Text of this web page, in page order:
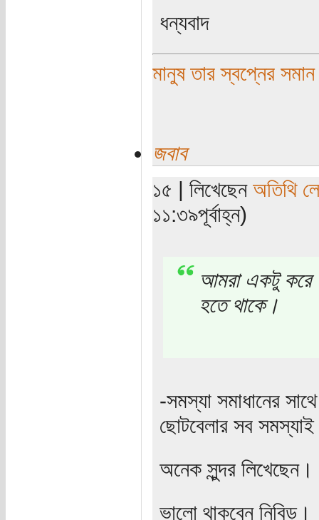
ধন্যবাদ
মানুষ তার স্বপ্নের
জবাব
১৫ | লিখেছেন অতিথি
১১:৩৯পূর্বাহ্ন)
আমরা একটু করে
হতে থাকে।
-সমস্যা সমাধানের
ছোটবেলার সব
অনেক সুন্দর
ভালো থাকবেন নিবিড়।